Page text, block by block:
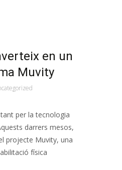
en un
Muvity
per la tecnologia
darrers mesos,
projecte Muvity, una
física